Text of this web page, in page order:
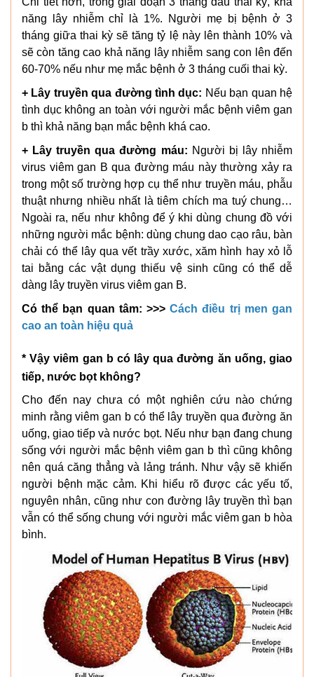
năng lây nhiễm chỉ là 1%. Người mẹ bị bệnh ở 3
tháng giữa thai kỳ sẽ tăng tỷ lệ này lên thành 10% và
sẽ còn tăng cao khả năng lây nhiễm sang con lên đến
60-70% nếu như mẹ mắc bệnh ở 3 tháng cuối thai kỳ.
+ Lây truyền qua đường tình dục: Nếu bạn quan hệ
tình dục không an toàn với người mắc bệnh viêm gan
b thì khả năng bạn mắc bệnh khá cao.
+ Lây truyền qua đường máu: Người bị lây nhiễm
virus viêm gan B qua đường máu này thường xảy ra
trong một số trường hợp cụ thể như truyền máu, phẫu
thuật nhưng nhiều nhất là tiêm chích ma tuý chung…
Ngoài ra, nếu như không để ý khi dùng chung đồ với
những người mắc bệnh: dùng chung dao cạo râu, bàn
chải có thể lây qua vết trầy xước, xăm hình hay xỏ lỗ
tai bằng các vật dụng thiếu vệ sinh cũng có thể dễ
dàng lây truyền virus viêm gan B.
Có thể bạn quan tâm: >>>Cách điều trị men gan
cao an toàn hiệu quả
* Vậy viêm gan b có lây qua đường ăn uống, giao
tiếp, nước bọt không?
Cho đến nay chưa có một nghiên cứu nào chứng
minh rằng viêm gan b có thể lây truyền qua đường ăn
uống, giao tiếp và nước bọt. Nếu như bạn đang chung
sống với người mắc bệnh viêm gan b thì cũng không
nên quá căng thẳng và lảng tránh. Như vậy sẽ khiến
người bệnh mặc cảm. Khi hiểu rõ được các yếu tố,
nguyên nhân, cũng như con đường lây truyền thì bạn
vẫn có thể sống chung với người mắc viêm gan b hòa
bình.